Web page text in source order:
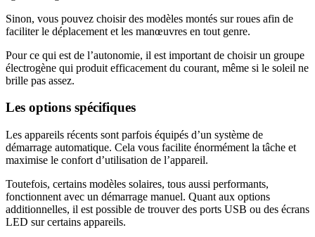
Sinon, vous pouvez choisir des modèles montés sur roues afin de
faciliter le déplacement et les manœuvres en tout genre.
Pour ce qui est de l’autonomie, il est important de choisir un groupe
électrogène qui produit efficacement du courant, même si le soleil ne
brille pas assez.
Les options spécifiques
Les appareils récents sont parfois équipés d’un système de
démarrage automatique. Cela vous facilite énormément la tâche et
maximise le confort d’utilisation de l’appareil.
Toutefois, certains modèles solaires, tous aussi performants,
fonctionnent avec un démarrage manuel. Quant aux options
additionnelles, il est possible de trouver des ports USB ou des écrans
LED sur certains appareils.